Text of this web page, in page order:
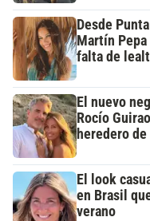
Desde
Martín
falta de
El nuevo
Rocío
heredero
El look
en Brasil
verano